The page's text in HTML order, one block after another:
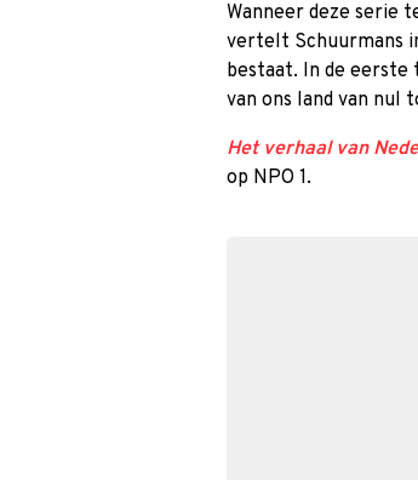
Wanneer deze serie
vertelt Schuurmans
bestaat. In de eerste
van ons land van nul
Het verhaal van
op NPO 1.